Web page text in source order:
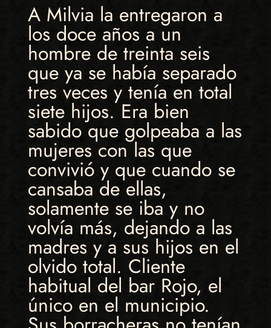
A Milvia la entregaron a
los doce años a un
hombre de treinta seis
que ya se había separado
tres veces y tenía en total
siete hijos. Era bien
sabido que golpeaba a las
mujeres con las que
convivió y que cuando se
cansaba de ellas,
solamente se iba y no
volvía más, dejando a las
madres y a sus hijos en el
olvido total. Cliente
habitual del bar Rojo, el
único en el municipio.